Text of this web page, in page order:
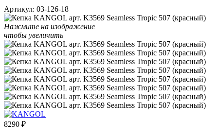
Артикул: 03-126-18
Нажмите на изображение
чтобы увеличить
8290 ₽